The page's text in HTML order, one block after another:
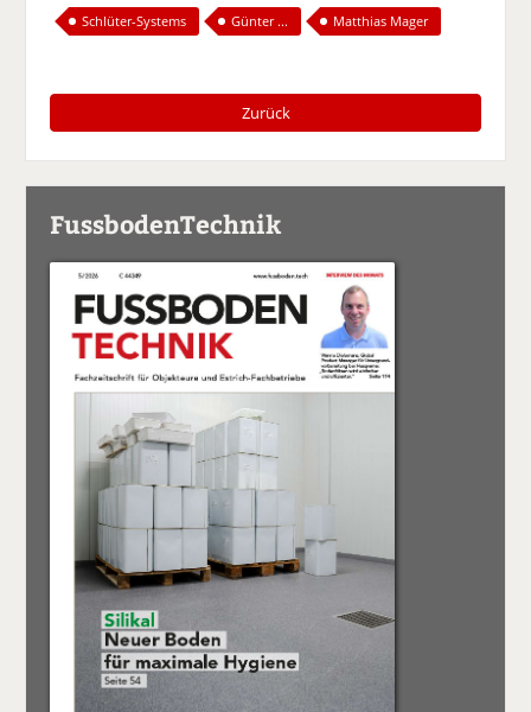
Schlüter-Systems Günter ... Matthias Mager
Zurück
FussbodenTechnik